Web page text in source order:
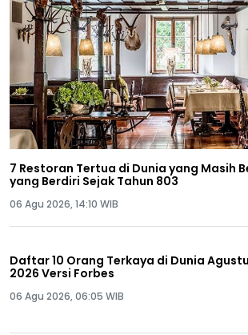
7 Restoran Tertua di Dunia yang Masih
yang Berdiri Sejak Tahun 803
06 Agu 2026, 14:10 WIB
Daftar 10 Orang Terkaya di Dunia
2026 Versi Forbes
06 Agu 2026, 06:05 WIB